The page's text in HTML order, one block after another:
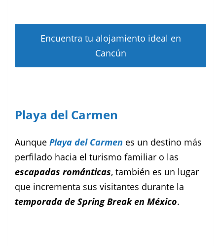
Encuentra tu alojamiento ideal en
Cancún
Playa del Carmen
Aunque Playa del Carmen es un destino más
perfilado hacia el turismo familiar o las
escapadas románticas, también es un lugar
que incrementa sus visitantes durante la
temporada de Spring Break en México.